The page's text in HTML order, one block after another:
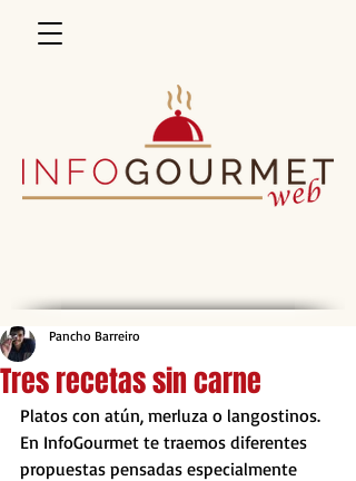
Tres recetas sin carne
Pancho Barreiro
Platos con atún, merluza o langostinos.
En InfoGourmet te traemos diferentes
propuestas pensadas especialmente